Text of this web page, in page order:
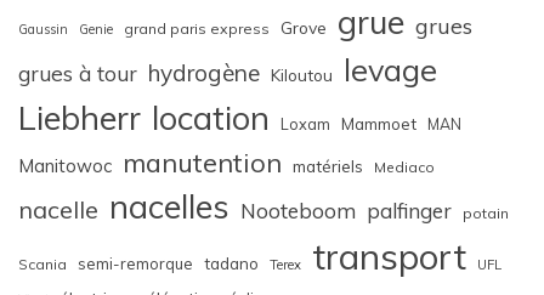
Gaussin Genie grand paris express Grove grue grues
grues à tour hydrogène Kiloutou levage
Liebherr location Loxam Mammoet MAN
Manitowoc manutention matériels Mediaco
nacelle nacelles Nooteboom palfinger potain
Scania semi-remorque tadano Terex transport UFL